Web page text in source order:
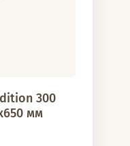
300
мм